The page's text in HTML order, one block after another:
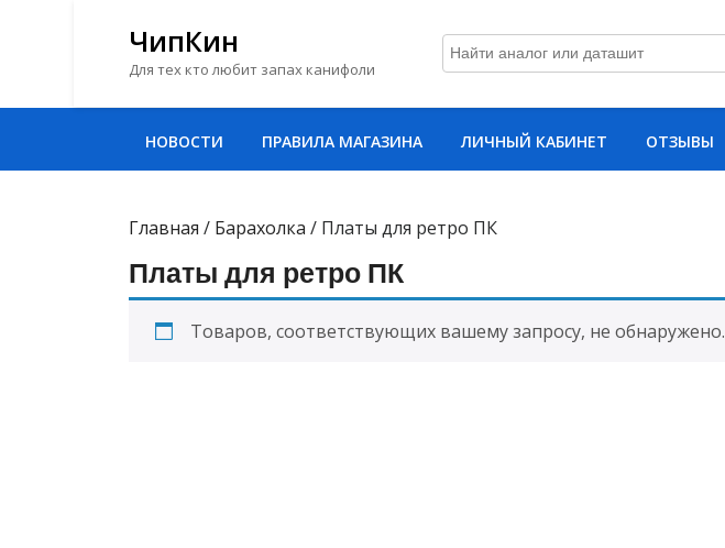
содержимому
ЧипКин
Для тех кто любит запах канифоли
НОВОСТИ ПРАВИЛА МАГАЗИНА ЛИЧНЫЙ КАБИНЕТ ОТЗЫВЫ
Главная / Барахолка / Платы для ретро ПК
Платы для ретро ПК
Товаров, соответствующих вашему запросу, не обнаружено.